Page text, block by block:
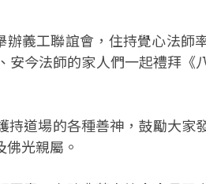
義工聯誼會，住持覺心法師
今法師的家人們一起禮拜《
道場的各種善神，鼓勵大家
光親屬。